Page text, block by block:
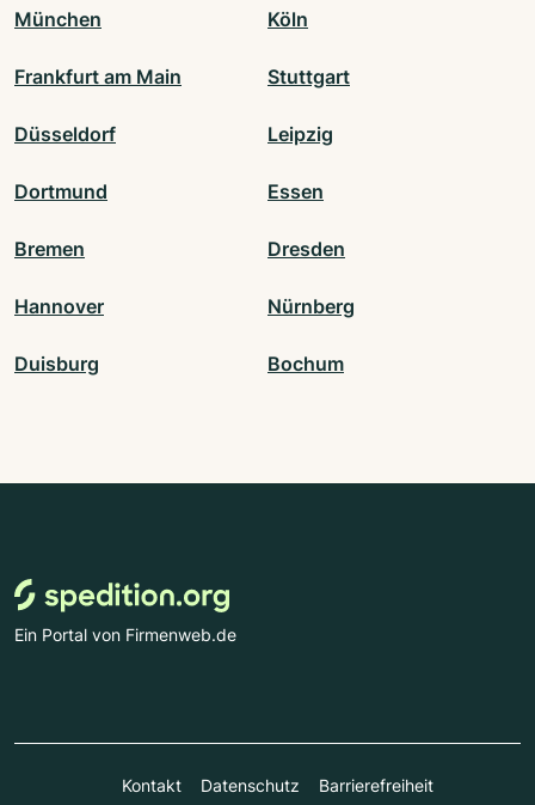
München Köln
Frankfurt am Main Stuttgart
Düsseldorf Leipzig
Dortmund Essen
Bremen Dresden
Hannover Nürnberg
Duisburg Bochum
Ein Portal von Firmenweb.de
Kontakt Datenschutz Barrierefreiheit